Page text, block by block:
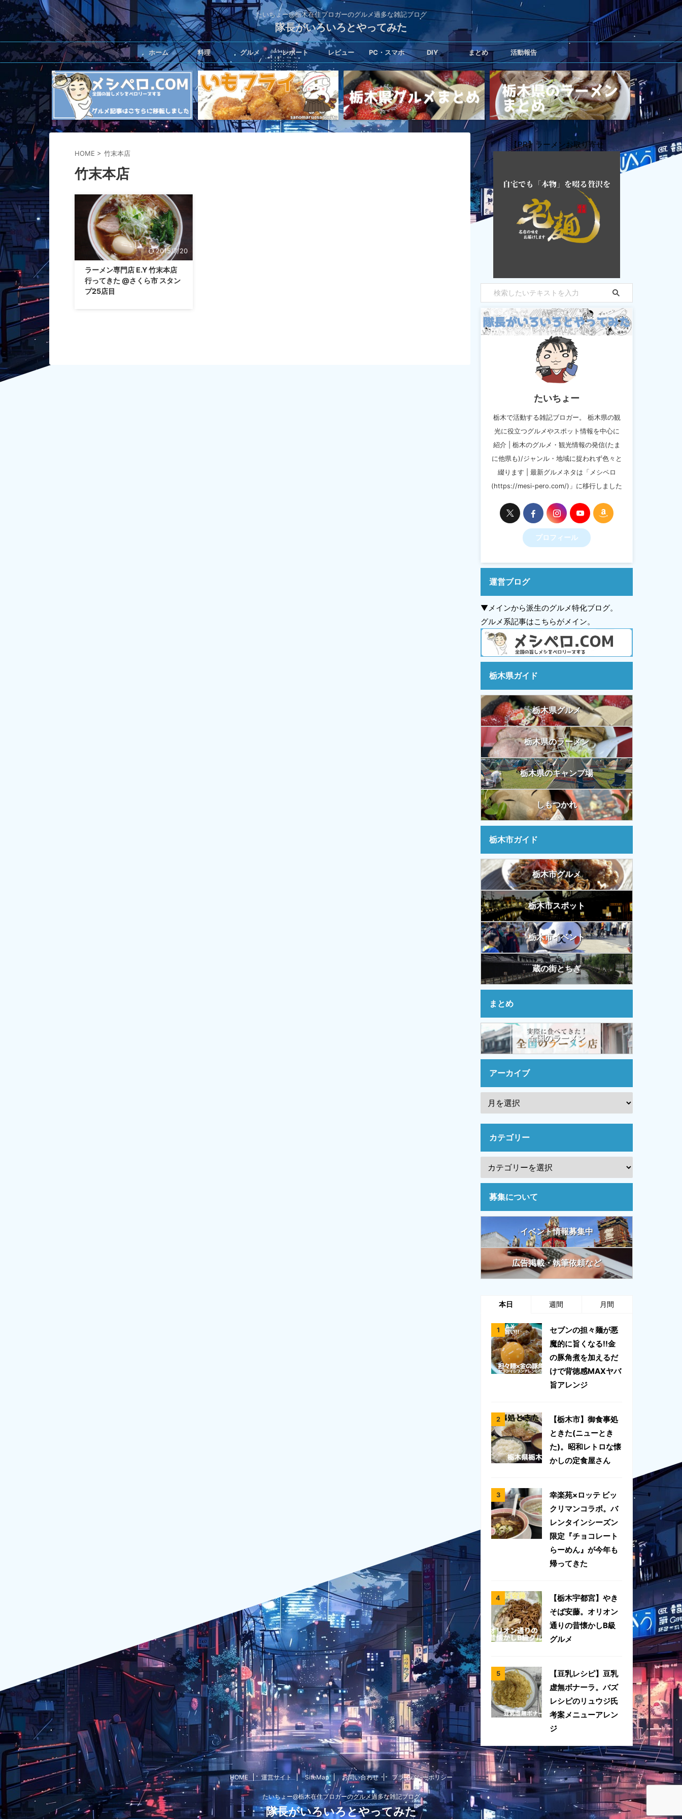
たいちょー@栃木在住ブロガーのグルメ過多な雑記ブログ
隊長がいろいろとやってみた
ホーム 料理 グルメ レポート レビュー PC・スマホ DIY まとめ 活動報告
HOME > 竹末本店
竹末本店
2015/7/20
ラーメン専門店 E.Y 竹末本店
行ってきた @さくら市 スタン
プ25店目
【PR】ラーメンお取り寄せ
たいちょー
栃木で活動する雑記ブロガー。 栃木県の観
光に役立つグルメやスポット情報を中心に
紹介 | 栃木のグルメ・観光情報の発信(たま
に他県も)/ジャンル・地域に捉われず色々と
綴ります | 最新グルメネタは「メシペロ
(https://mesi-pero.com/)」に移行しました
プロフィール
運営ブログ
▼メインから派生のグルメ特化ブログ。
グルメ系記事はこちらがメイン。
栃木県ガイド
栃木県グルメ
栃木県のラーメン
栃木県のキャンプ場
しもつかれ
栃木市ガイド
栃木市グルメ
栃木市スポット
栃木市イベント
蔵の街とちぎ
まとめ
全国のラーメン
アーカイブ
カテゴリー
募集について
イベント情報募集中
広告掲載・執筆依頼など
本日 週間 月間
セブンの担々麺が悪
魔的に旨くなる!!金
の豚角煮を加えるだ
けで背徳感MAXヤバ
旨アレンジ
【栃木市】御食事処
ときた(ニューとき
た)。昭和レトロな懐
かしの定食屋さん
幸楽苑×ロッテ ビッ
クリマンコラボ。バ
レンタインシーズン
限定『チョコレート
らーめん』が今年も
帰ってきた
【栃木宇都宮】やき
そば安藤。オリオン
通りの昔懐かしB級
グルメ
【豆乳レシピ】豆乳
虚無ボナーラ。バズ
レシピのリュウジ氏
考案メニューアレン
ジ
HOME 運営サイト SiteMap お問い合わせ プライバシーポリシー
たいちょー@栃木在住ブロガーのグルメ過多な雑記ブログ
隊長がいろいろとやってみた